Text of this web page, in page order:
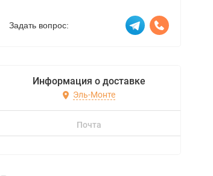
Задать вопрос:
Информация о доставке
Эль-Монте
Почта